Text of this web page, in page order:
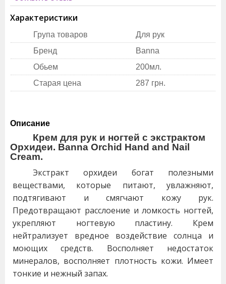
Характеристики
Група товаров
Для рук
Бренд
Banna
Обьем
200мл.
Старая цена
287 грн.
Описание
Крем для рук и ногтей с экстрактом
Орхидеи. Banna Orchid Hand and Nail
Cream.
Экстракт орхидеи богат полезными
веществами, которые питают, увлажняют,
подтягивают и смягчают кожу рук.
Предотвращают расслоение и ломкость ногтей,
укрепляют ногтевую пластину. Крем
нейтрализует вредное воздействие солнца и
моющих средств. Восполняет недостаток
минералов, восполняет плотность кожи. Имеет
тонкие и нежный запах.